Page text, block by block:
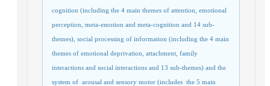
cognition (including the 4 main themes of attention, emotional
perception, meta-emotion and meta-cognition and 14 sub-
themes), social processing of information (including the 4 main
themes of emotional deprivation, attachment, family
interactions and social interactions and 13 sub-themes) and the
system of
arousal and sensory motor (includes
the 5 main